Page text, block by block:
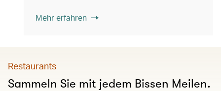
Mehr erfahren
Restaurants
Sammeln Sie mit jedem Bissen Meilen.